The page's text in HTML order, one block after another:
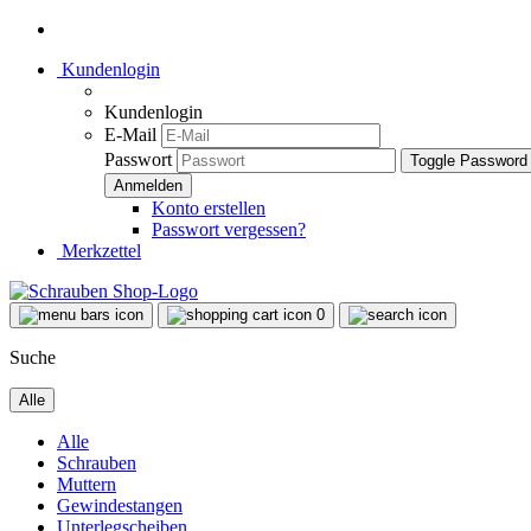
Kundenlogin
Kundenlogin
E-Mail
Passwort
Toggle
Konto erstellen
Passwort vergessen?
Merkzettel
0
Suche
Alle
Alle
Schrauben
Muttern
Gewindestangen
Unterlegscheiben